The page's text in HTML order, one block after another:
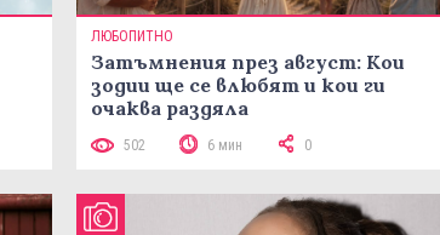
ЛЮБОПИТНО
Затъмнения през август: Кои
зодии ще се влюбят и кои ги
очаква раздяла
502 6 мин 0